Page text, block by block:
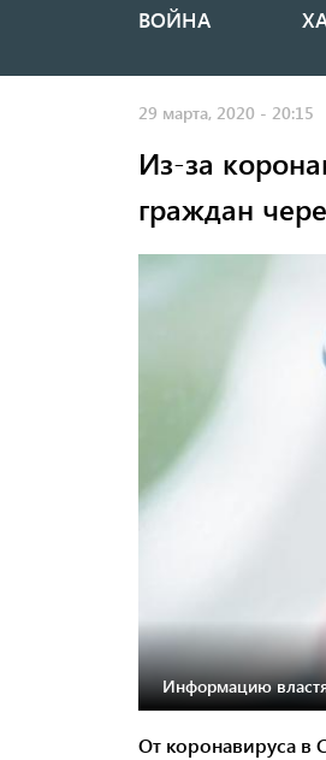
Основная
ВОЙНА
29 марта, 2020 - 20:15
Из-за
граждан
Информацию
От коронавируса в